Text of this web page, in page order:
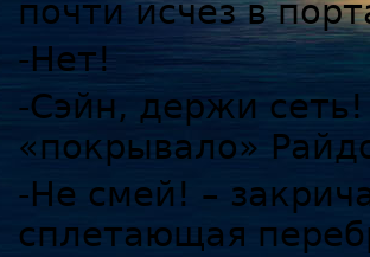
почти исчез в
-Нет!
-Сэйн, держи
«покрывало»
-Не смей! –
сплетающая